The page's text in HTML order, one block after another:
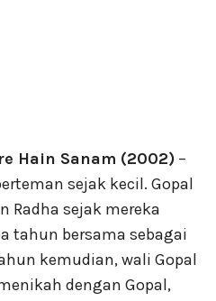
Hain Sanam (2002) –
sejak kecil. Gopal
Radha sejak mereka
tahun bersama sebagai
kemudian, wali Gopal
dengan Gopal,